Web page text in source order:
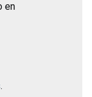
en
.